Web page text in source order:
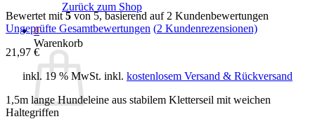
Zurück zum Shop
0
Warenkorb
Bewertet mit5von 5, basierend auf 2 Kundenbewertungen
Ungeprüfte Gesamtbewertungen (2 Kundenrezensionen)
21,97 €
inkl. 19 % MwSt. inkl. kostenlosem Versand & Rückversand
1,5m lange Hundeleine aus stabilem Kletterseil mit weichen
Haltegriffen